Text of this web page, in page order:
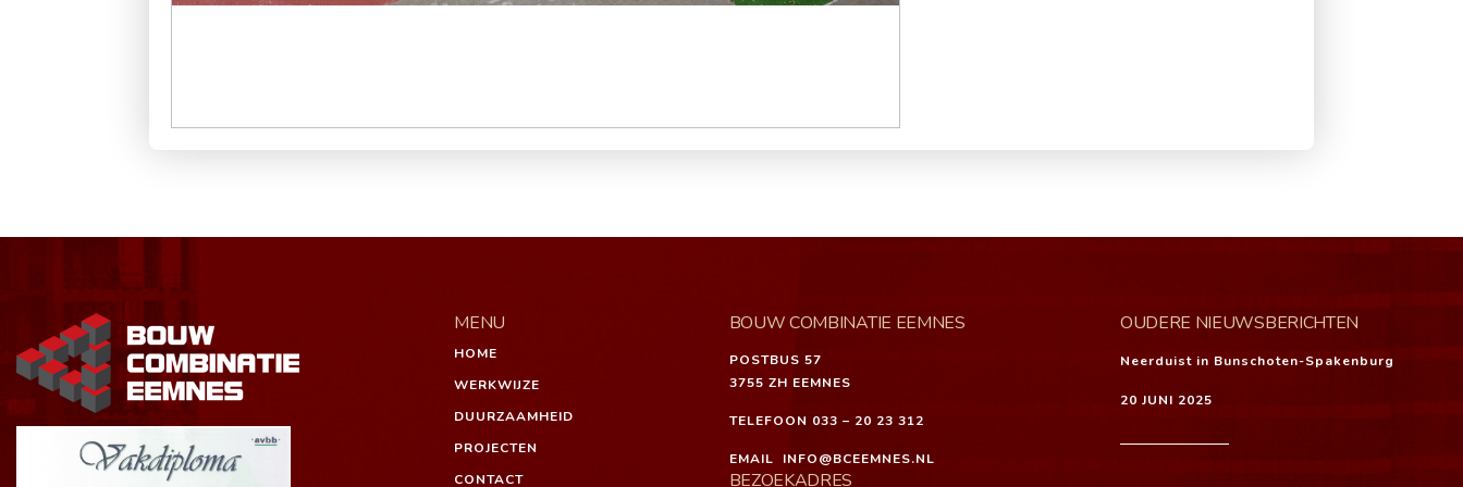
MENU
HOME
WERKWIJZE
DUURZAAMHEID
PROJECTEN
CONTACT
BOUW COMBINATIE EEMNES
POSTBUS 57
3755 ZH EEMNES
TELEFOON 033 – 20 23 312
EMAIL INFO@BCEEMNES.NL
BEZOEKADRES
OUDERE NIEUWSBERICHTEN
Neerduist in Bunschoten-Spakenburg
20 JUNI 2025